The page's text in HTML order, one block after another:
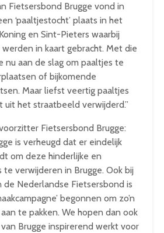
Fietsersbond Brugge vond in
‘paaltjestocht’ plaats in het
en Sint-Pieters waarbij
in kaart gebracht. Met die
nu aan de slag om paaltjes te
of bijkomende
Maar liefst veertig paaltjes
het straatbeeld verwijderd.”
Fietsersbond Brugge:
is verheugd dat er eindelijk
om deze hinderlijke en
te verwijderen in Brugge. Ook bij
de Nederlandse Fietsersbond is
begonnen om zo’n
te pakken. We hopen dan ook
Brugge inspirerend werkt voor